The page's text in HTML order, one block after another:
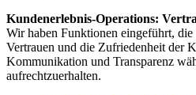
Kundenerlebnis-Operations:
Wir haben Funktionen eingeführt, die
Vertrauen und die Zufriedenheit der
Kommunikation und Transparenz
aufrechtzuerhalten.